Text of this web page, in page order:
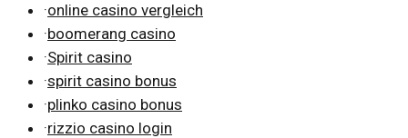
·online casino vergleich
·boomerang casino
·Spirit casino
·spirit casino bonus
·plinko casino bonus
·rizzio casino login